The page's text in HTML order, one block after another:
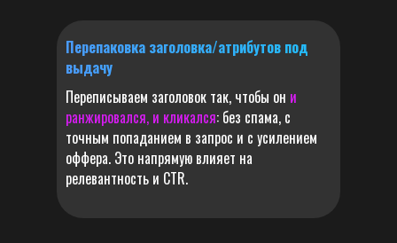
Переписываем заголовок так, чтобы он и
ранжировался, и кликался: без спама, с
точным попаданием в запрос и с усилением
оффера. Это напрямую влияет на
релевантность и CTR.
Перепаковка заголовка/атрибутов под
выдачу